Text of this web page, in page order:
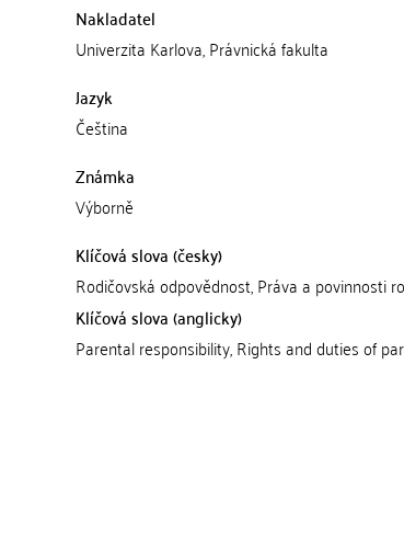
Nakladatel
Univerzita Karlova, Právnická fakulta
Jazyk
Čeština
Známka
Výborně
Klíčová slova (česky)
Rodičovská odpovědnost, Práva a povinnosti
Klíčová slova (anglicky)
Parental responsibility, Rights and duties of